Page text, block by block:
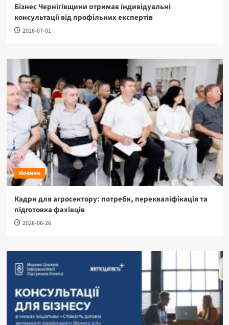
Бізнес Чернігівщини отримав індивідуальні
консультації від профільних експертів
2026-07-01
Новини
Кадри для агросектору: потреби, перекваліфікація та
підготовка фахівців
2026-06-26